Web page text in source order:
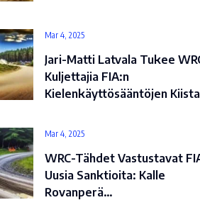
Mar 4, 2025
Jari-Matti Latvala Tukee
Kuljettajia FIA:n
Kielenkäyttösääntöjen
Mar 4, 2025
WRC-Tähdet Vastustavat
Uusia Sanktioita: Kalle
Rovanperä…